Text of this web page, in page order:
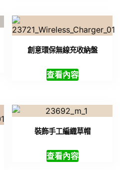
創意環保無線充收納盤
查看內容
裝飾手工編織草帽
查看內容